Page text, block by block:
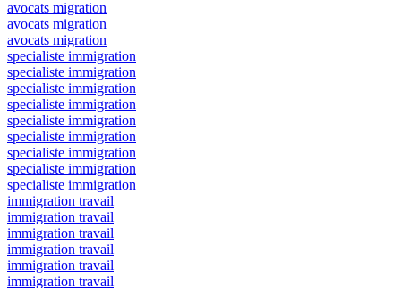
avocats migration
avocats migration
avocats migration
specialiste immigration
specialiste immigration
specialiste immigration
specialiste immigration
specialiste immigration
specialiste immigration
specialiste immigration
specialiste immigration
specialiste immigration
immigration travail
immigration travail
immigration travail
immigration travail
immigration travail
immigration travail